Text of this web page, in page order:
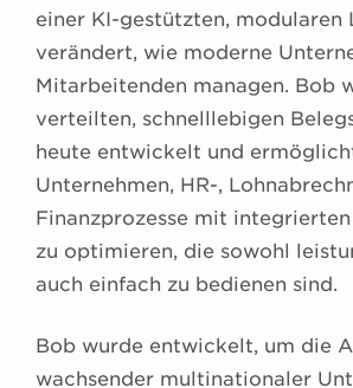
einer KI-gestützten, modularen
verändert, wie moderne
Mitarbeitenden managen. Bob
verteilten, schnelllebigen
heute entwickelt und
Unternehmen, HR-,
Finanzprozesse mit
zu optimieren, die sowohl
auch einfach zu bedienen sind.
Bob wurde entwickelt, um die
wachsender multinationaler